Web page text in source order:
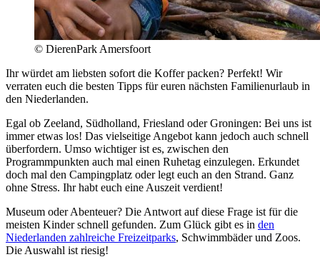
© DierenPark Amersfoort
Ihr würdet am liebsten sofort die Koffer packen? Perfekt! Wir
verraten euch die besten Tipps für euren nächsten Familienurlaub in
den Niederlanden.
Egal ob Zeeland, Südholland, Friesland oder Groningen: Bei uns ist
immer etwas los! Das vielseitige Angebot kann jedoch auch schnell
überfordern. Umso wichtiger ist es, zwischen den
Programmpunkten auch mal einen Ruhetag einzulegen. Erkundet
doch mal den Campingplatz oder legt euch an den Strand. Ganz
ohne Stress. Ihr habt euch eine Auszeit verdient!
Museum oder Abenteuer? Die Antwort auf diese Frage ist für die
meisten Kinder schnell gefunden. Zum Glück gibt es in den
Niederlanden zahlreiche Freizeitparks, Schwimmbäder und Zoos.
Die Auswahl ist riesig!